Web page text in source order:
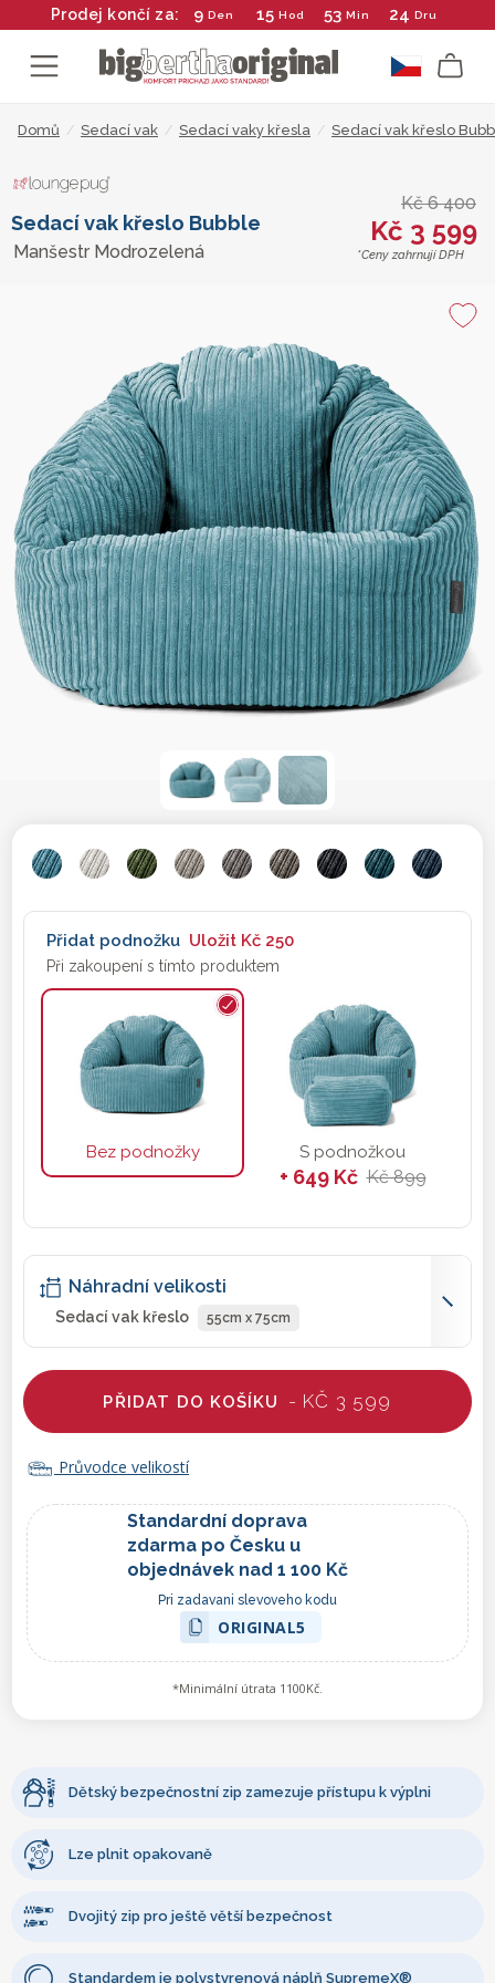
Prodej končí za: 9 Den 15 Hod 53 Min 23 Dru
Domů / Sedací vak / Sedací vaky křesla / Sedací vak křeslo
Sedací vak křeslo Bubble
Manšestr Modrozelená
Kč 6 400
Kč 3 599
*Ceny zahrnují DPH
Přidat podnožku Uložit Kč 250
Při zakoupení s tímto produktem
Bez podnožky S podnožkou
+ 649 Kč Kč 899
Náhradní velikosti
Sedací vak křeslo 55cm x 75cm
PŘIDAT DO KOŠÍKU - KČ 3 599
Průvodce velikostí
Standardní doprava
zdarma po Česku u
objednávek nad 1 100 Kč
Pri zadavani slevoveho kodu
ORIGINAL5
*Minimální útrata 1100Kč.
Dětský bezpečnostní zip zamezuje přístupu k výplni
Lze plnit opakovaně
Dvojitý zip pro ještě větší bezpečnost
Standardem je polystyrenová náplň SupremeX®